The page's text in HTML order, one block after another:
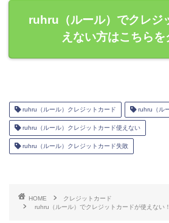
ruhru（ルール）でクレジ
えない方はこちらを
ruhru（ルール）クレジットカード ruhru（ル
ruhru（ルール）クレジットカード使えない
ruhru（ルール）クレジットカード失敗
HOME
クレジットカード
ruhru（ルール）でクレジットカードが使えない